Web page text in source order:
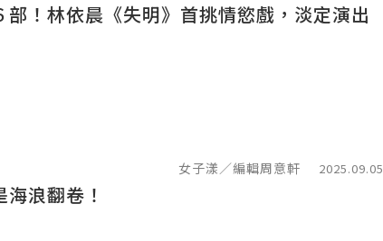
！林依晨《失明》首挑情慾戲，淡定演出
女子漾／編輯周意軒 2025.09.05
海浪翻卷！